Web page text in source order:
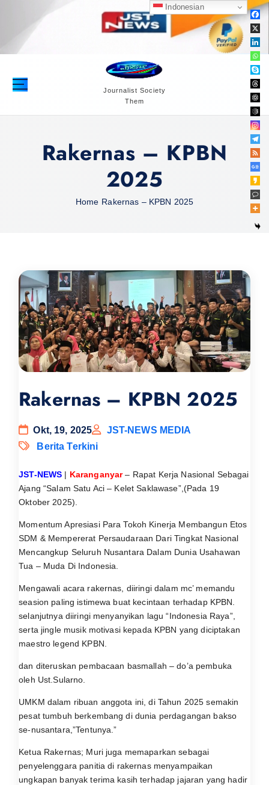
n
Journalist Society
Them
Rakernas – KPBN
2025
Home Rakernas – KPBN 2025
Rakernas – KPBN 2025
Okt, 19, 2025
JST-NEWS MEDIA
Berita Terkini
JST-NEWS | Karanganyar– Rapat Kerja Nasional Sebagai
Ajang “Salam Satu Aci – Kelet Saklawase”,(Pada 19
Oktober 2025).
Momentum Apresiasi Para Tokoh Kinerja Membangun Etos
SDM & Mempererat Persaudaraan Dari Tingkat Nasional
Mencangkup Seluruh Nusantara Dalam Dunia Usahawan
Tua – Muda Di Indonesia.
Mengawali acara rakernas, diiringi dalam mc’ memandu
seasion paling istimewa buat kecintaan terhadap KPBN.
selanjutnya diiringi menyanyikan lagu “Indonesia Raya”,
serta jingle musik motivasi kepada KPBN yang diciptakan
maestro legend KPBN.
dan diteruskan pembacaan basmallah – do’a pembuka
oleh Ust.Sularno.
UMKM dalam ribuan anggota ini, di Tahun 2025 semakin
pesat tumbuh berkembang di dunia perdagangan bakso
se-nusantara,”Tentunya.”
Ketua Rakernas; Muri juga memaparkan sebagai
penyelenggara panitia di rakernas menyampaikan
ungkapan banyak terima kasih terhadap jajaran yang hadir
Indonesian